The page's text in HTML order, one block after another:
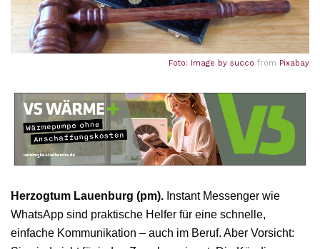
Foto: Image by succo from Pixabay
Herzogtum Lauenburg (pm). Instant Messenger wie
WhatsApp sind praktische Helfer für eine schnelle,
einfache Kommunikation – auch im Beruf. Aber Vorsicht: